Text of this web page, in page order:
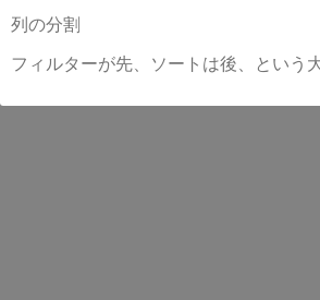
列の分割
フィルターが先、ソートは後、という